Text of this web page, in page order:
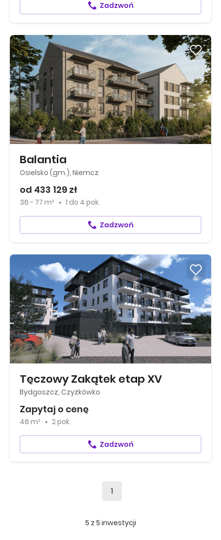
Zadzwoń
Balantia
Osielsko (gm.), Niemcz
od 433 129 zł
36 - 77 m² 1 do 4 pok.
Zadzwoń
Tęczowy Zakątek etap XV
Bydgoszcz, Czyżkówko
Zapytaj o cenę
46 m² 2 pok.
Zadzwoń
1
5 z 5 inwestycji